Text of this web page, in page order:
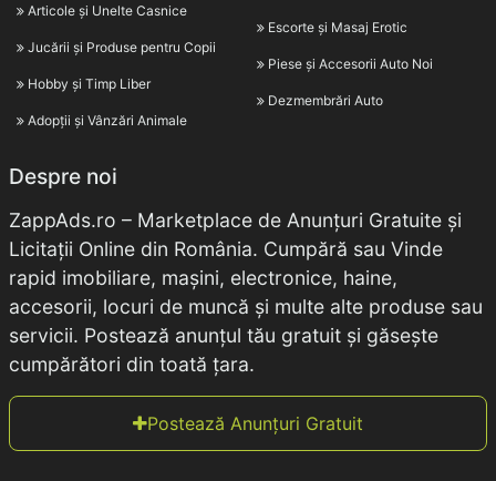
Articole și Unelte Casnice
Jucării și Produse pentru Copii
Hobby și Timp Liber
Adopții și Vânzări Animale
Escorte și Masaj Erotic
Piese și Accesorii Auto Noi
Dezmembrări Auto
Despre noi
ZappAds.ro – Marketplace de Anunțuri Gratuite și
Licitații Online din România. Cumpără sau Vinde
rapid imobiliare, mașini, electronice, haine,
accesorii, locuri de muncă și multe alte produse sau
servicii. Postează anunțul tău gratuit și găsește
cumpărători din toată țara.
Postează Anunțuri Gratuit